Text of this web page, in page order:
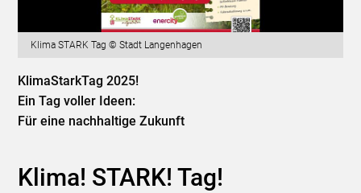
Klima STARK Tag © Stadt Langenhagen
KlimaStarkTag 2025!
Ein Tag voller Ideen:
Für eine nachhaltige Zukunft
Klima! STARK! Tag!